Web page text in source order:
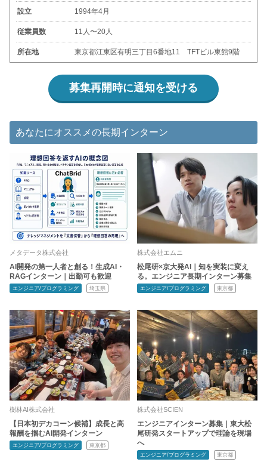
設立 1994年4月
従業員数 11人〜20人
所在地 東京都江東区有明三丁目6番地11 TFTビル東館9階
募集再開時に通知を受ける
あなたにオススメの長期インターン
メタデータ株式会社
AI開発の第一人者と創る！生成AI・
RAGインターン｜出勤可も歓迎
エンジニア/プログラミング 埼玉県
株式会社エムニ
松尾研×京大発AI｜知を実装に変え
る。エンジニア長期インターン募集
エンジニア/プログラミング 東京都
樹林AI株式会社
【日本初デカコーン候補】成長と高
報酬を掴むAI開発インターン
エンジニア/プログラミング 東京都
株式会社SCIEN
エンジニアインターン募集｜東大松
尾研発スタートアップで理論を現場
へ
エンジニア/プログラミング 東京都